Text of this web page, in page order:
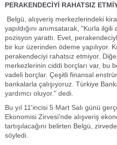
PERAKENDECİYİ RAHATSIZ
Belgü, alışveriş merkezlerindeki
yapıldığını anımsatarak, "Kurla ilgili
pozisyon yarattı. Evet,
bir kur üzerinden ödeme yapılıyor.
perakendeciyi rahatsız etmiyor.
merkezlerinin ciddi borçları var, bu
vadeli borçlar. Çeşitli finansal
bankalarla çalışıyoruz. Türkiye
yardımcı oluyor." dedi.
Bu yıl 11'incisi 5 Mart Salı günü
Ekonomisi Zirvesi'nde alışveriş
tartışılacağını belirten Belgü,
söyledi.